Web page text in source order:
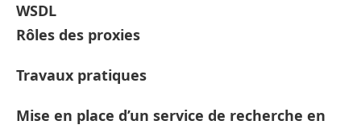
WSDL
Rôles des proxies
Travaux pratiques
Mise en place d’un service de recherche en